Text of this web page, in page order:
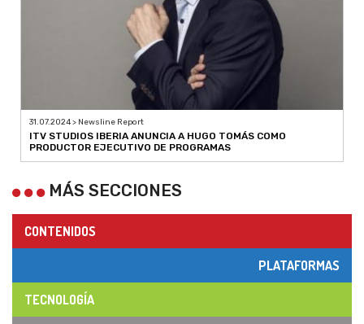
31.07.2024 > Newsline Report
ITV STUDIOS IBERIA ANUNCIA A HUGO TOMÁS COMO
PRODUCTOR EJECUTIVO DE PROGRAMAS
MÁS SECCIONES
CONTENIDOS
PLATAFORMAS
TECNOLOGÍA